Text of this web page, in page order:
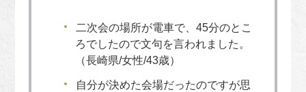
二次会の場所が電車で、45分のとこ
ろでしたので文句を言われました。
（長崎県/女性/43歳）
自分が決めた会場だったのですが思